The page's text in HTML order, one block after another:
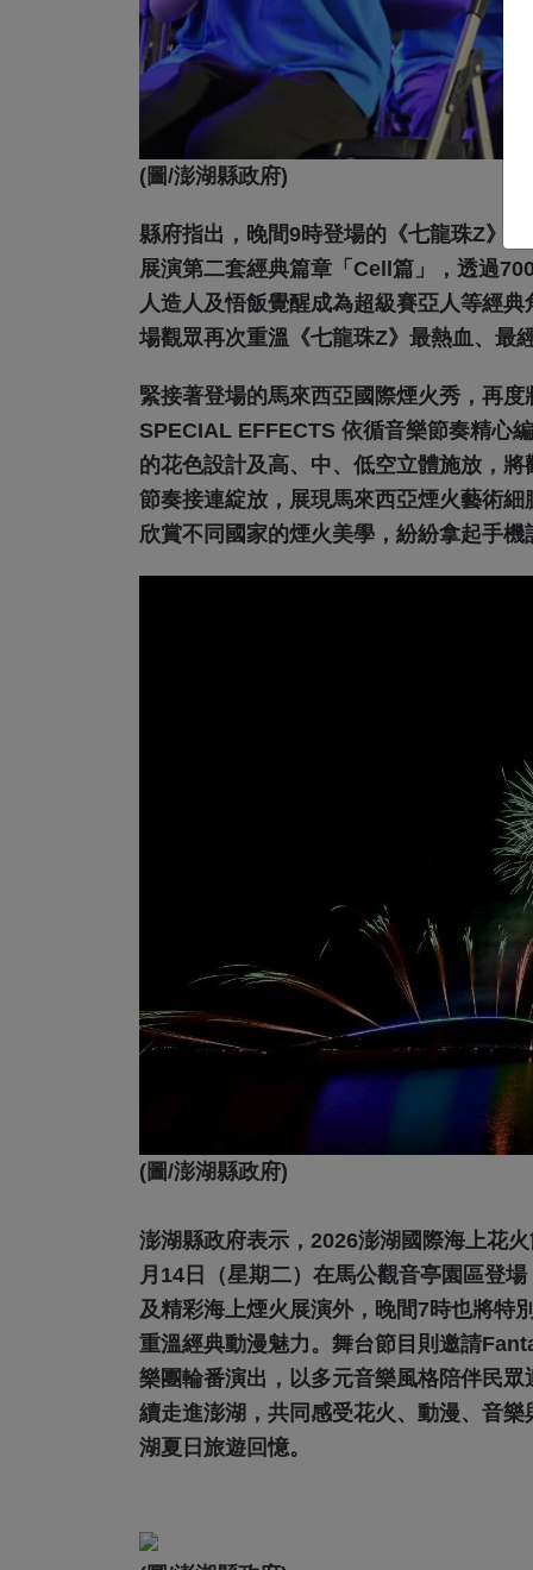
(圖/澎湖縣政府)
縣府指出，晚間9時登場的《七龍珠Z》
展演第二套經典篇章「Cell篇」，透過
人造人及悟飯覺醒成為超級賽亞人等經
場觀眾再次重溫《七龍珠Z》最熱血、最
緊接著登場的馬來西亞國際煙火秀，再
SPECIAL EFFECTS 依循音樂節奏精心
的花色設計及高、中、低空立體施放，
節奏接連綻放，展現馬來西亞煙火藝術
欣賞不同國家的煙火美學，紛紛拿起手
(圖/澎湖縣政府)
澎湖縣政府表示，2026澎湖國際海上花
月14日（星期二）在馬公觀音亭園區登
及精彩海上煙火展演外，晚間7時也將特
重溫經典動漫魅力。舞台節目則邀請
樂團輪番演出，以多元音樂風格陪伴民
續走進澎湖，共同感受花火、動漫、音
湖夏日旅遊回憶。